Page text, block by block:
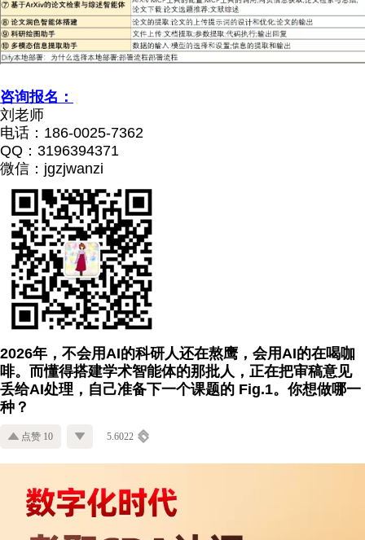
咨询报名：
刘老师
电话：186-0025-7362
QQ：3196394371
微信：jgzjwanzi
2026年，不会用AI的科研人还在熬鹰，会用AI的在喝咖
啡。而懂得搭建学术智能体的那批人，正在把审稿意见
丢给AI处理，自己准备下一个课题的 Fig.1。你想做哪一
种？
点赞 10 5.6022